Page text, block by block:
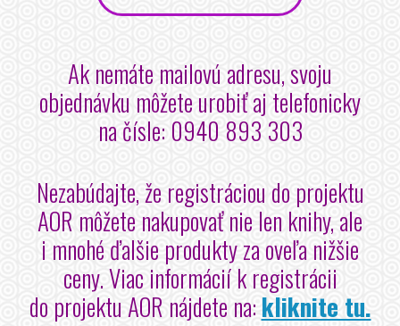
Ak nemáte mailovú adresu, svoju
objednávku môžete urobiť aj telefonicky
na čísle: 0940 893 303
Nezabúdajte, že registráciou do projektu
AOR môžete nakupovať nie len knihy, ale
i mnohé ďalšie produkty za oveľa nižšie
ceny. Viac informácií k registrácii
do projektu AOR nájdete na: kliknite tu.